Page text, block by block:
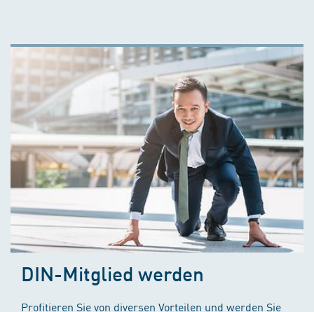
DIN-Mitglied werden
Profitieren Sie von diversen Vorteilen und werden Sie